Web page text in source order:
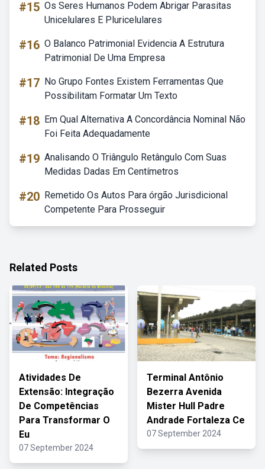
#15 Os Seres Humanos Podem Abrigar Parasitas
Unicelulares E Pluricelulares
#16 O Balanco Patrimonial Evidencia A Estrutura
Patrimonial De Uma Empresa
#17 No Grupo Fontes Existem Ferramentas Que
Possibilitam Formatar Um Texto
#18 Em Qual Alternativa A Concordância Nominal Não
Foi Feita Adequadamente
#19 Analisando O Triângulo Retângulo Com Suas
Medidas Dadas Em Centímetros
#20 Remetido Os Autos Para órgão Jurisdicional
Competente Para Prosseguir
Related Posts
Atividades De
Extensão: Integração
De Competências
Para Transformar O
Eu
07 September 2024
Terminal Antônio
Bezerra Avenida
Mister Hull Padre
Andrade Fortaleza Ce
07 September 2024